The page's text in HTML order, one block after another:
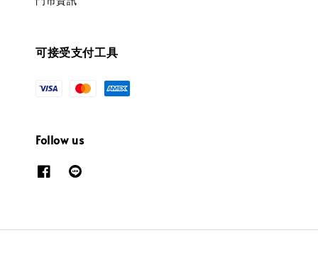
可接受支付工具
Follow us